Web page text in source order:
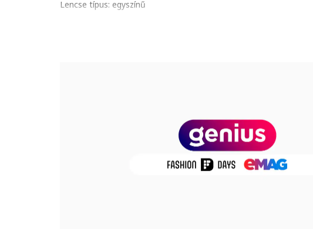
Lencse típus: egyszínű
Részletek: kerüld a termék alkohollal, parfümmel, acetonnal,